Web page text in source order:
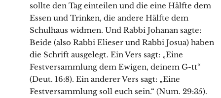
sollte den Tag einteilen und die eine Hälfte dem
Essen und Trinken, die andere Hälfte dem
Schulhaus widmen. Und Rabbi Johanan sagte:
Beide (also Rabbi Elieser und Rabbi Josua) haben
die Schrift ausgelegt. Ein Vers sagt: „Eine
Festversammlung dem Ewigen, deinem G-tt“
(Deut. 16:8). Ein anderer Vers sagt: „Eine
Festversammlung soll euch sein.“ (Num. 29:35).